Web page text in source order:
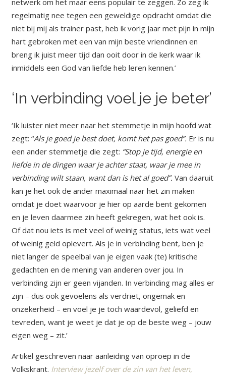
regelmatig nee tegen een geweldige opdracht omdat die
niet bij mij als trainer past, heb ik vorig jaar met pijn in mijn
hart gebroken met een van mijn beste vriendinnen en
breng ik juist meer tijd dan ooit door in de kerk waar ik
inmiddels een God van liefde heb leren kennen.’
‘In verbinding voel je je beter’
‘Ik luister niet meer naar het stemmetje in mijn hoofd wat
zegt: “Als je goed je best doet, komt het pas goed”. Er is nu
een ander stemmetje die zegt: “Stop je tijd, energie en
liefde in de dingen waar je achter staat, waar je mee in
verbinding wilt staan, want dan is het al goed”. Van daaruit
kan je het ook de ander maximaal naar het zin maken
omdat je doet waarvoor je hier op aarde bent gekomen
en je leven daarmee zin heeft gekregen, wat het ook is.
Of dat nou iets is met veel of weinig status, iets wat veel
of weinig geld oplevert. Als je in verbinding bent, ben je
niet langer de speelbal van je eigen vaak (te) kritische
gedachten en de mening van anderen over jou. In
verbinding zijn er geen vijanden. In verbinding mag alles er
zijn – dus ook gevoelens als verdriet, ongemak en
onzekerheid – en voel je je toch waardevol, geliefd en
tevreden, want je weet je dat je op de beste weg – jouw
eigen weg – zit.’
Artikel geschreven naar aanleiding van oproep in de
Volkskrant. Interview jezelf over de zin van het leven,